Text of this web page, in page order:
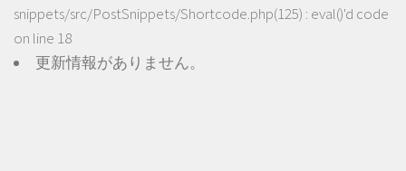
snippets/src/PostSnippets/Shortcode.php(125) : eval()'d code
on line 18
更新情報がありません。